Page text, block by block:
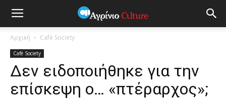
Αρχική Café Society
Café Society
Δεν ειδοποιήθηκε για την
επίσκεψη ο… «πτέραρχος»;